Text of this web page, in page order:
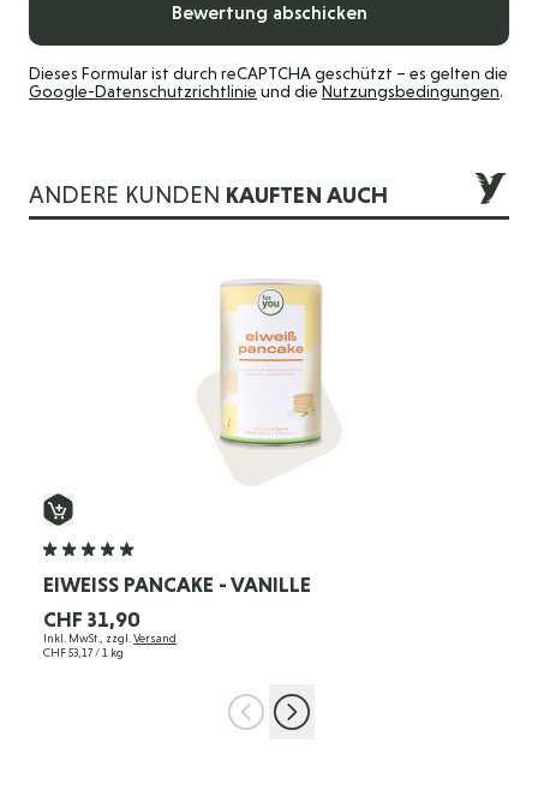
Bewertung abschicken
Dieses Formular ist durch reCAPTCHA geschützt – es gelten die
Google-Datenschutzrichtlinie und die Nutzungsbedingungen.
ANDERE KUNDEN KAUFTEN AUCH
EIWEISS PANCAKE - VANILLE
CHF 31,90
Inkl. MwSt., zzgl. Versand
CHF 53,17 / 1 kg